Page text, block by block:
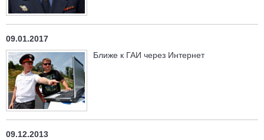
09.01.2017
Ближе к ГАИ через Интернет
09.12.2013